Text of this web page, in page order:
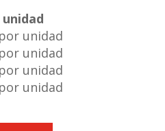
unidad
unidad
unidad
unidad